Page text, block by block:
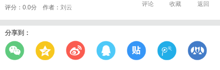
评分：0.0分 作者： 刘云 返回
收藏
评论
分享到：